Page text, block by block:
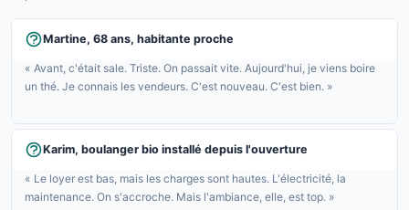
Martine, 68 ans, habitante proche
« Avant, c'était sale. Triste. On passait vite. Aujourd'hui, je viens boire
un thé. Je connais les vendeurs. C'est nouveau. C'est bien. »
Karim, boulanger bio installé depuis l'ouverture
« Le loyer est bas, mais les charges sont hautes. L'électricité, la
maintenance. On s'accroche. Mais l'ambiance, elle, est top. »